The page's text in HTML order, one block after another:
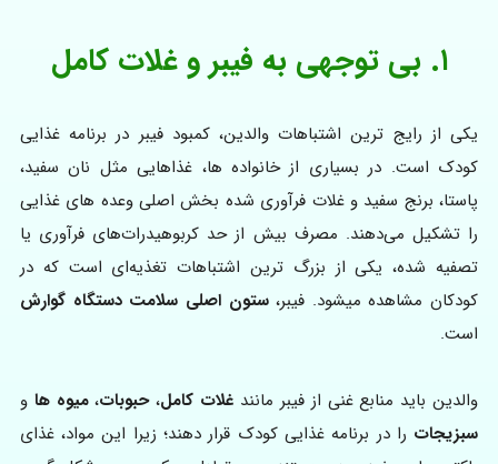
۱. بی توجهی به فیبر و غلات کامل
یکی از رایج ترین اشتباهات والدین، کمبود فیبر در برنامه غذایی
کودک است. در بسیاری از خانواده ها، غذاهایی مثل نان سفید،
پاستا، برنج سفید و غلات فرآوری شده بخش اصلی وعده های غذایی
را تشکیل می‌دهند. مصرف بیش از حد کربوهیدرات‌های فرآوری یا
تصفیه شده، یکی از بزرگ ترین اشتباهات تغذیه‌ای است که در
کودکان مشاهده میشود. فیبر،ستون اصلی سلامت دستگاه گوارش
است.
والدین باید منابع غنی از فیبر مانند غلات کامل،حبوبات،میوه هاو
سبزیجات را در برنامه غذایی کودک قرار دهند؛ زیرا این مواد، غذای